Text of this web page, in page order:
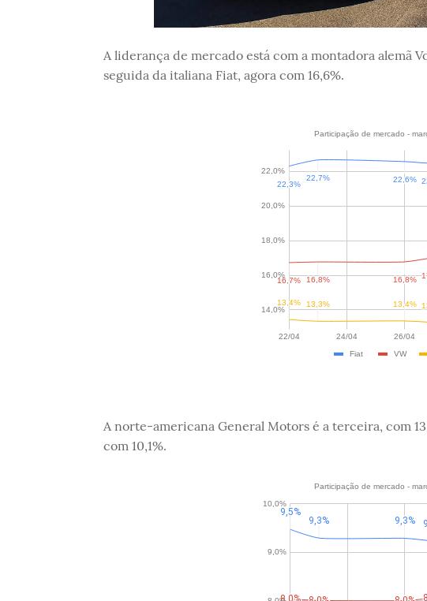
A liderança de mercado está com a montadora alemã
seguida da italiana Fiat, agora com 16,6%.
A norte-americana General Motors é a terceira, com
com 10,1%.